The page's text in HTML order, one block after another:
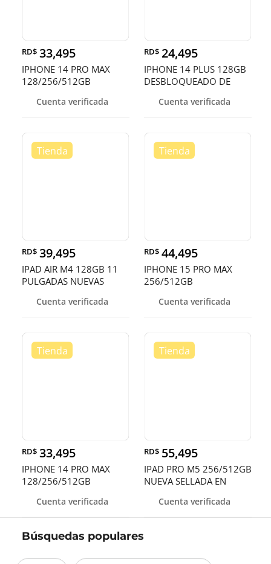
RD$ 33,495
IPHONE 14 PRO MAX
128/256/512GB
Cuenta verificada
RD$ 24,495
IPHONE 14 PLUS 128GB
DESBLOQUEADO DE
Cuenta verificada
RD$ 39,495
IPAD AIR M4 128GB 11
PULGADAS NUEVAS
Cuenta verificada
RD$ 44,495
IPHONE 15 PRO MAX
256/512GB
OFERTA
Cuenta verificada
RD$ 33,495
IPHONE 14 PRO MAX
128/256/512GB
Cuenta verificada
RD$ 55,495
IPAD PRO M5 256/512GB
NUEVA SELLADA EN
Cuenta verificada
Búsquedas populares